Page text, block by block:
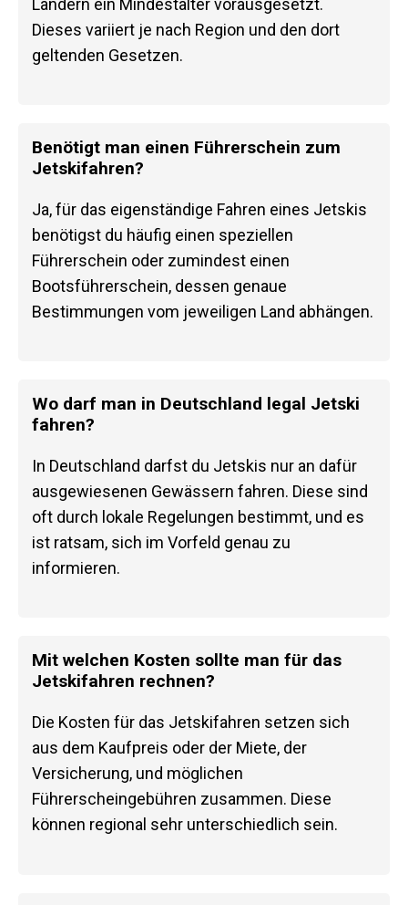
Ländern ein Mindestalter vorausgesetzt.
Dieses variiert je nach Region und den dort
geltenden Gesetzen.
Benötigt man einen Führerschein zum
Jetskifahren?
Ja, für das eigenständige Fahren eines Jetskis
benötigst du häufig einen speziellen
Führerschein oder zumindest einen
Bootsführerschein, dessen genaue
Bestimmungen vom jeweiligen Land abhängen.
Wo darf man in Deutschland legal Jetski
fahren?
In Deutschland darfst du Jetskis nur an dafür
ausgewiesenen Gewässern fahren. Diese sind
oft durch lokale Regelungen bestimmt, und es
ist ratsam, sich im Vorfeld genau zu
informieren.
Mit welchen Kosten sollte man für das
Jetskifahren rechnen?
Die Kosten für das Jetskifahren setzen sich
aus dem Kaufpreis oder der Miete, der
Versicherung, und möglichen
Führerscheingebühren zusammen. Diese
können regional sehr unterschiedlich sein.